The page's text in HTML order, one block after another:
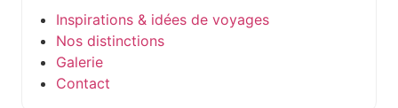
Inspirations & idées de voyages
Nos distinctions
Galerie
Contact